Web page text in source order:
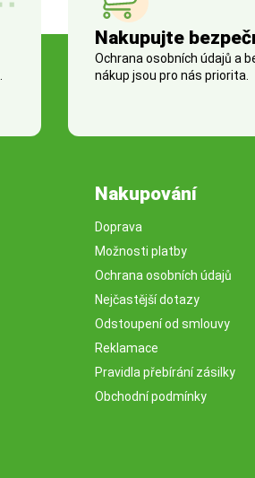
Nakupujte
Ochrana osobních údajů a
nákup jsou pro nás priorita.
Nakupování
Doprava
Možnosti platby
Ochrana osobních údajů
Nejčastější dotazy
Odstoupení od smlouvy
Reklamace
Pravidla přebírání zásilky
Obchodní podmínky